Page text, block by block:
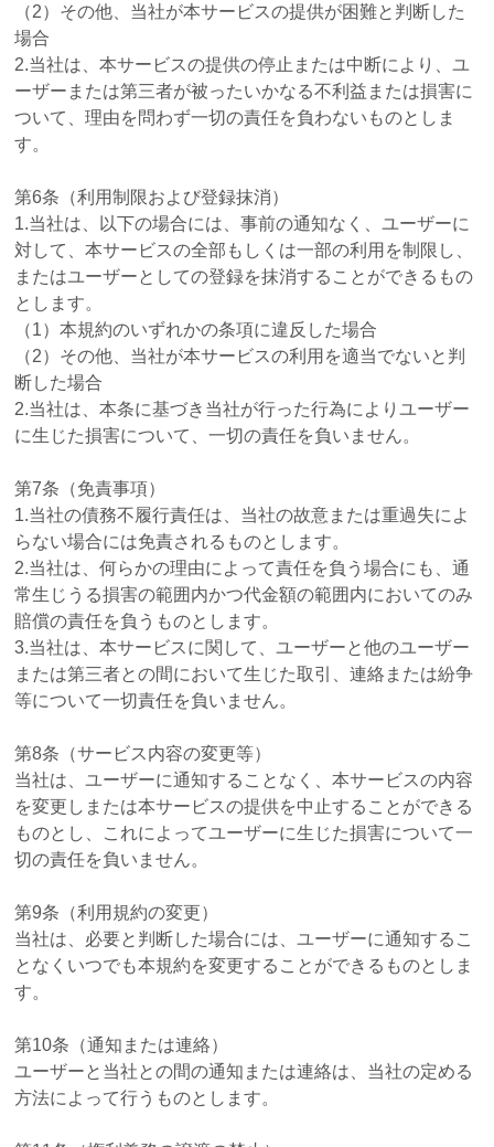
（2）その他、当社が本サービスの提供が困難と判断した
場合
2.当社は、本サービスの提供の停止または中断により、ユ
ーザーまたは第三者が被ったいかなる不利益または損害に
ついて、理由を問わず一切の責任を負わないものとしま
す。
第6条（利用制限および登録抹消）
1.当社は、以下の場合には、事前の通知なく、ユーザーに
対して、本サービスの全部もしくは一部の利用を制限し、
またはユーザーとしての登録を抹消することができるもの
とします。
（1）本規約のいずれかの条項に違反した場合
（2）その他、当社が本サービスの利用を適当でないと判
断した場合
2.当社は、本条に基づき当社が行った行為によりユーザー
に生じた損害について、一切の責任を負いません。
第7条（免責事項）
1.当社の債務不履行責任は、当社の故意または重過失によ
らない場合には免責されるものとします。
2.当社は、何らかの理由によって責任を負う場合にも、通
常生じうる損害の範囲内かつ代金額の範囲内においてのみ
賠償の責任を負うものとします。
3.当社は、本サービスに関して、ユーザーと他のユーザー
または第三者との間において生じた取引、連絡または紛争
等について一切責任を負いません。
第8条（サービス内容の変更等）
当社は、ユーザーに通知することなく、本サービスの内容
を変更しまたは本サービスの提供を中止することができる
ものとし、これによってユーザーに生じた損害について一
切の責任を負いません。
第9条（利用規約の変更）
当社は、必要と判断した場合には、ユーザーに通知するこ
となくいつでも本規約を変更することができるものとしま
す。
第10条（通知または連絡）
ユーザーと当社との間の通知または連絡は、当社の定める
方法によって行うものとします。